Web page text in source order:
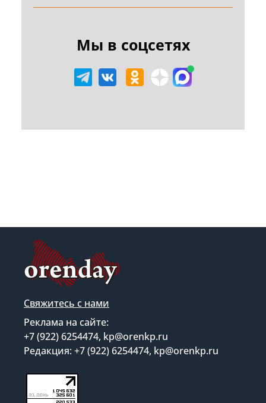
Мы в соцсетях
Свяжитесь с нами
Реклама на сайте:
+7 (922) 6254474, kp@orenkp.ru
Редакция: +7 (922) 6254474, kp@orenkp.ru